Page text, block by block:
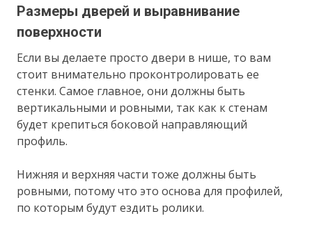
Размеры дверей и выравнивание
поверхности
Если вы делаете просто двери в нише, то вам
стоит внимательно проконтролировать ее
стенки. Самое главное, они должны быть
вертикальными и ровными, так как к стенам
будет крепиться боковой направляющий
профиль.
Нижняя и верхняя части тоже должны быть
ровными, потому что это основа для профилей,
по которым будут ездить ролики.